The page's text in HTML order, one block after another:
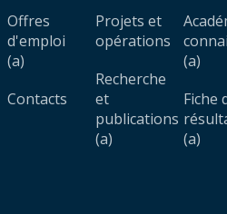
Offres
d'emploi
(a)
Contacts
Projets et
opérations
Recherche
et
publications
(a)
(a)
Fiche
(a)